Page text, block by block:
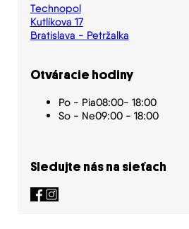
Technopol
Kutlíkova 17
Bratislava - Petržalka
Otváracie hodiny
Po - Pia08:00- 18:00
So - Ne09:00 - 18:00
Sledujte nás na sieťach